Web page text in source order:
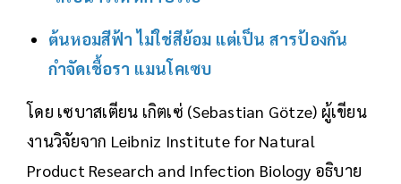
ต้นหอมสีฟ้า ไม่ใช่สีย้อม แต่เป็น สารป้องกัน
กำจัดเชื้อรา แมนโคเซบ
โดย เซบาสเตียน เกิตเซ่ (Sebastian Götze) ผู้เขียน
งานวิจัยจาก Leibniz Institute for Natural
Product Research and Infection Biology อธิบาย